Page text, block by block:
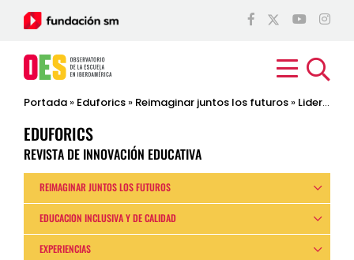
Portada » Eduforics » Reimaginar juntos los futuros » Liderazgo educativo y profesión docente
EDUFORICS
REVISTA DE INNOVACIÓN EDUCATIVA
REIMAGINAR JUNTOS LOS FUTUROS
EDUCACIÓN INCLUSIVA Y DE CALIDAD
EXPERIENCIAS